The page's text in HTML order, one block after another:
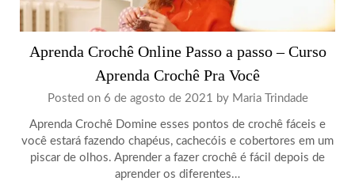
Aprenda Crochê Online Passo a passo – Curso
Aprenda Crochê Pra Você
Posted on 6 de agosto de 2021 by Maria Trindade
Aprenda Crochê Domine esses pontos de crochê fáceis e
você estará fazendo chapéus, cachecóis e cobertores em um
piscar de olhos. Aprender a fazer crochê é fácil depois de
aprender os diferentes…